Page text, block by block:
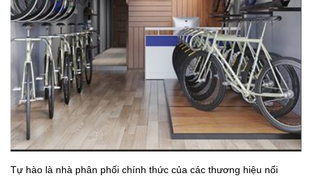
Tự hào là nhà phân phối chính thức của các thương hiệu nổi